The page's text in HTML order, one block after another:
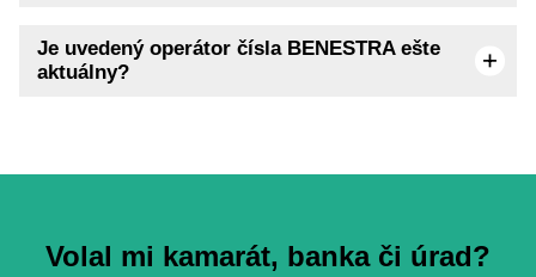
Je uvedený operátor čísla BENESTRA ešte
aktuálny?
Volal mi kamarát, banka či úrad?